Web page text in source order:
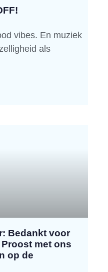
vibes. En muziek
als
Bedankt voor
met ons
op de